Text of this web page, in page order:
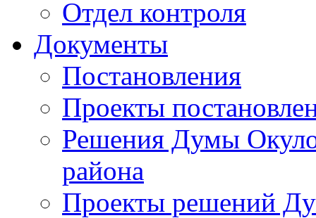
Отдел контроля
Документы
Постановления
Проекты
Решения Думы
района
Проекты решений